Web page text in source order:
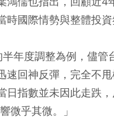
時國際情勢與整體投
年度調整為例，儘
速回神反彈，完全不
日指數並未因此走跌
微乎其微。」